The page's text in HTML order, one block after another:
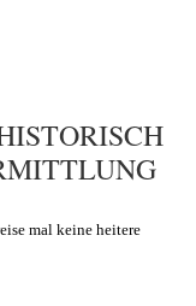
mal keine heitere